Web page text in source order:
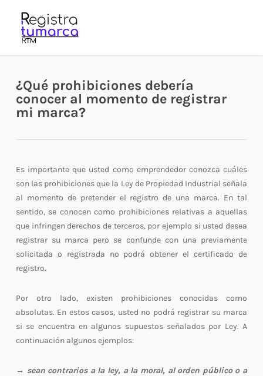
¿Qué prohibiciones debería
conocer al momento de registrar
mi marca?
Es importante que usted como emprendedor conozca cuáles
son las prohibiciones que la Ley de Propiedad Industrial señala
al momento de pretender el registro de una marca. En tal
sentido, se conocen como prohibiciones relativas a aquellas
que infringen derechos de terceros, por ejemplo si usted desea
registrar su marca pero se confunde con una previamente
solicitada o registrada no podrá obtener el certificado de
registro.
Por otro lado, existen prohibiciones conocidas como
absolutas. En estos casos, usted no podrá registrar su marca
si se encuentra en algunos supuestos señalados por Ley. A
continuación algunos ejemplos:
→ sean contrarios a la ley, a la moral, al orden público o a